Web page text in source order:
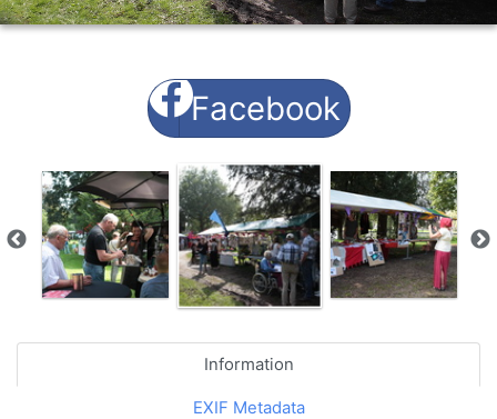
Facebook
Information
EXIF Metadata